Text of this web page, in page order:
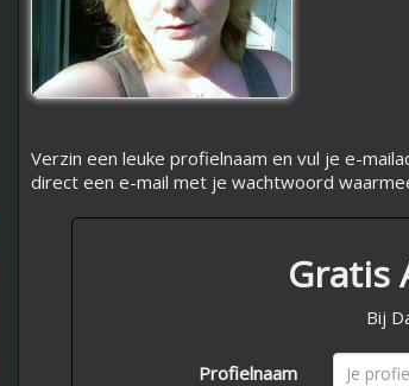
Verzin een leuke profielnaam en vul je e-
direct een e-mail met je wachtwoord
Gratis
Bij
Profielnaam